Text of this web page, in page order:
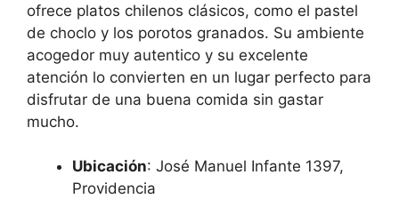
ofrece platos chilenos clásicos, como el pastel
de choclo y los porotos granados. Su ambiente
acogedor muy autentico y su excelente
atención lo convierten en un lugar perfecto para
disfrutar de una buena comida sin gastar
mucho.
Ubicación: José Manuel Infante 1397,
Providencia